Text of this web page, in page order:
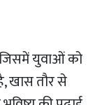
युवाओं को
खास तौर से